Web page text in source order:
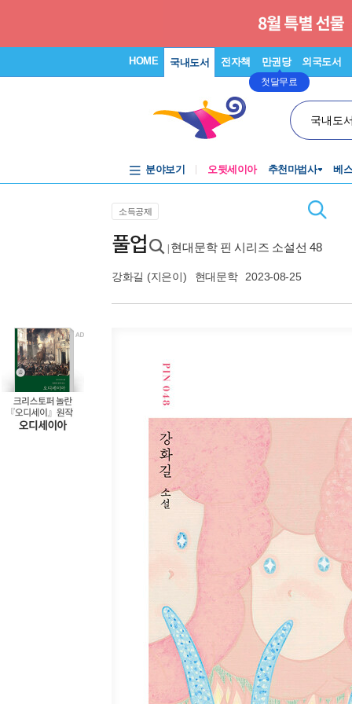
HOME 국내도서 전자책 만권당
첫달무료
외국도서
국내도
분야보기 오뒷세이아 추천마법사 베
소득공제
풀업 현대문학 핀 시리즈 소설선 48
강화길 (지은이) 현대문학 2023-08-25